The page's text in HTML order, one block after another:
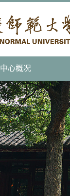
中心概况